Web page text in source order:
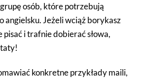
osób, które potrzebują
angielsku. Jeżeli wciąż borykasz
pisaći trafnie dobierać słowa,
konkretne przykłady maili,